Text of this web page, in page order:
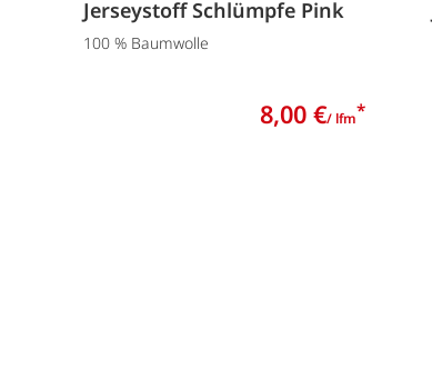
Jerseystoff Schlümpfe Pink
100 % Baumwolle
8,00 €/ lfm*